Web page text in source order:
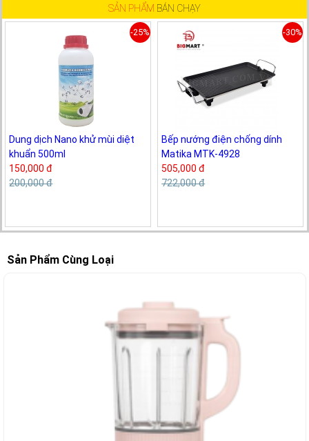
SẢN PHẨM BÁN CHẠY
-25%
Dung dịch Nano khử mùi diệt
khuẩn 500ml
150,000 đ
200,000 đ
-30%
Bếp nướng điện chống dính
Matika MTK-4928
505,000 đ
722,000 đ
Sản Phẩm Cùng Loại